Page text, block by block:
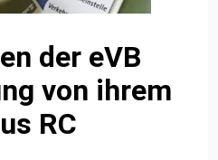
der eVB
von ihrem
RC